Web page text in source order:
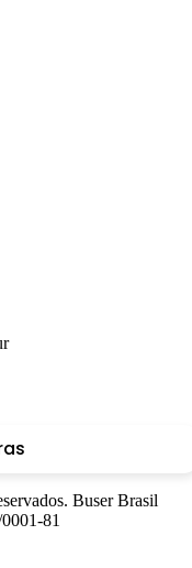
Buser Brasil
81